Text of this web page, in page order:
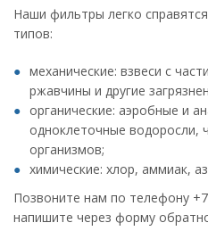
Наши фильтры легко
типов:
механические: взвеси с
ржавчины и другие
органические: аэробные и
одноклеточные водоросли,
организмов;
химические: хлор, аммиак,
Позвоните нам по телефону
напишите через форму